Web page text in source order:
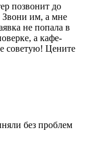
позвонит до
им, а мне
не попала в
а кафе-
Цените
без проблем